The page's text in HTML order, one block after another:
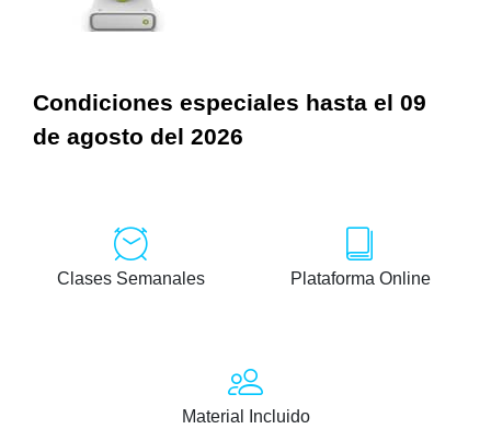
Condiciones especiales hasta el 09
de agosto del 2026
Clases Semanales Plataforma Online
Material Incluido